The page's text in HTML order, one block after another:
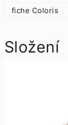
fiche Coloris
Složení